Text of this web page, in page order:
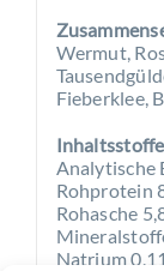
Wermut,
Fieberklee,
Analytische
Rohprotein
Rohasche
Natrium